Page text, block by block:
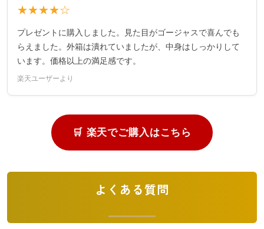
★★★★☆
プレゼントに購入しました。見た目がゴージャスで喜んでも
らえました。外箱は潰れていましたが、中身はしっかりして
います。価格以上の満足感です。
楽天ユーザーより
🛒 楽天でご購入はこちら
よくある質問